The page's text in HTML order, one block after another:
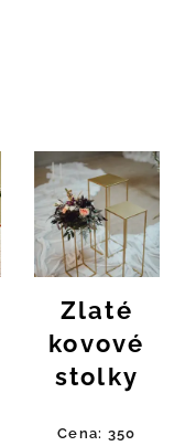
Zlaté
kovové
stolky
Cena: 350